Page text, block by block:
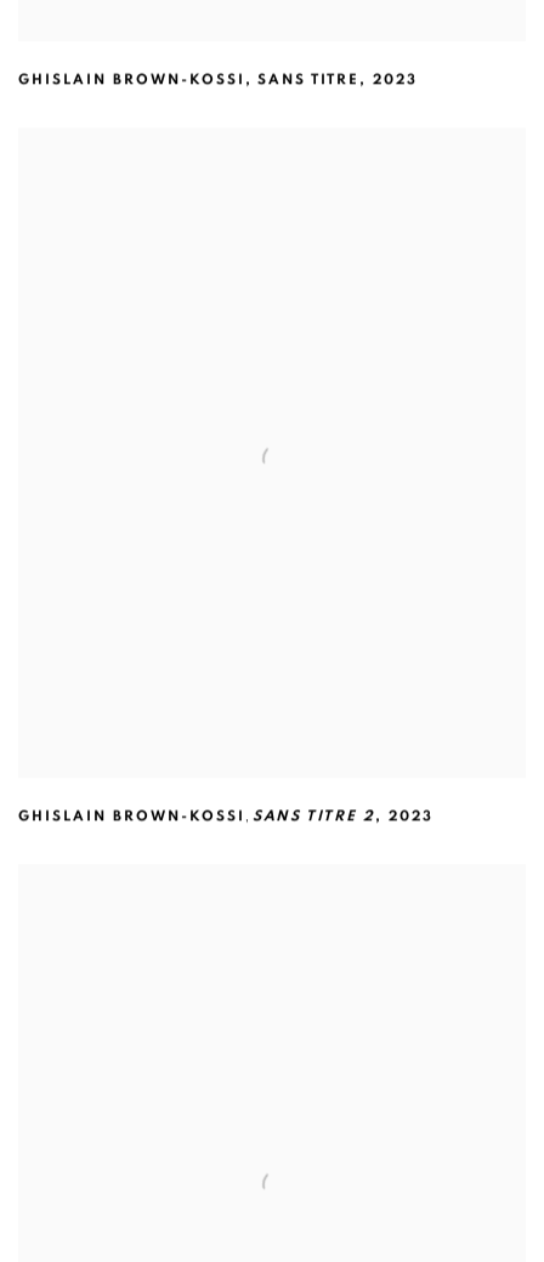
GHISLAIN BROWN-KOSSI ,SANS TITRE ,2023
GHISLAIN BROWN-KOSSI , SANS TITRE 2,2023